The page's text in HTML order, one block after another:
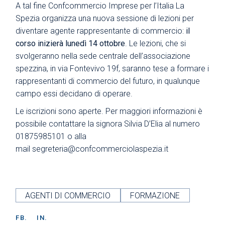
A tal fine Confcommercio Imprese per l’Italia La
Spezia organizza una nuova sessione di lezioni per
diventare agente rappresentante di commercio: il
corso inizierà lunedì 14 ottobre . Le lezioni, che si
svolgeranno nella sede centrale dell’associazione
spezzina, in via Fontevivo 19f, saranno tese a formare i
rappresentanti di commercio del futuro, in qualunque
campo essi decidano di operare.
Le iscrizioni sono aperte. Per maggiori informazioni è
possibile contattare la signora Silvia D’Elia al numero
01875985101 o alla
mailsegreteria@confcommerciolaspezia.it
AGENTI DI COMMERCIO FORMAZIONE
FB. IN.